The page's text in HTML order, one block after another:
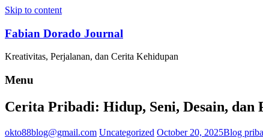
Skip to content
Fabian Dorado Journal
Kreativitas, Perjalanan, dan Cerita Kehidupan
Menu
Cerita Pribadi: Hidup, Seni, Desain,
okto88blog@gmail.com Uncategorized October 20, 2025Blog